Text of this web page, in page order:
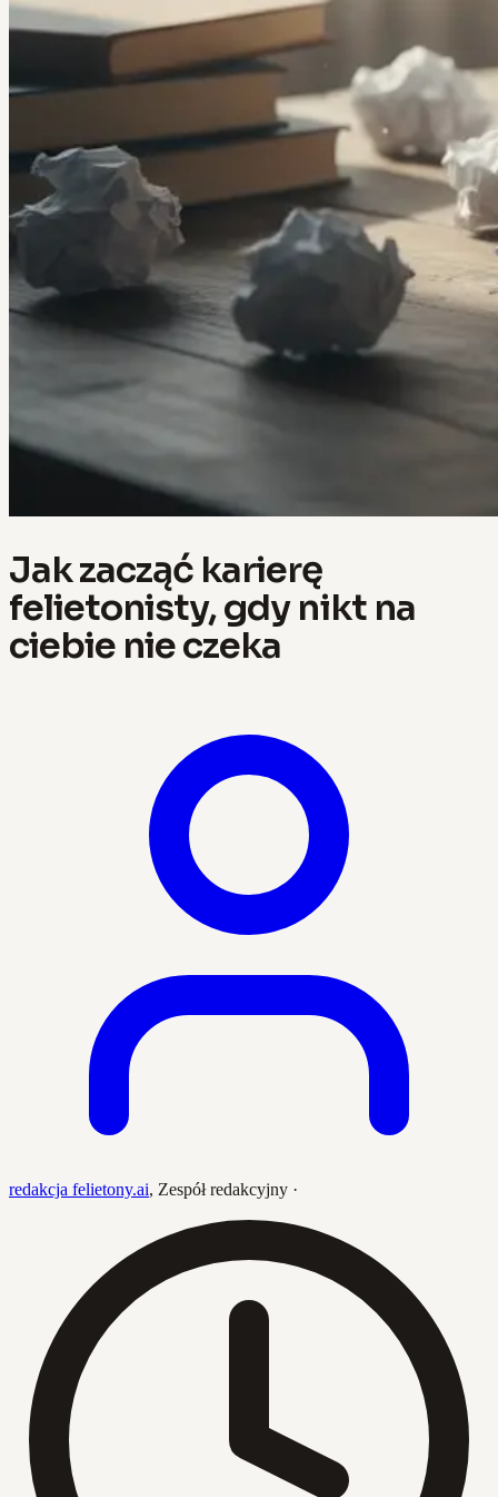
Jak zacząć karierę
felietonisty, gdy nikt na
ciebie nie czeka
redakcja felietony.ai, Zespół redakcyjny ·